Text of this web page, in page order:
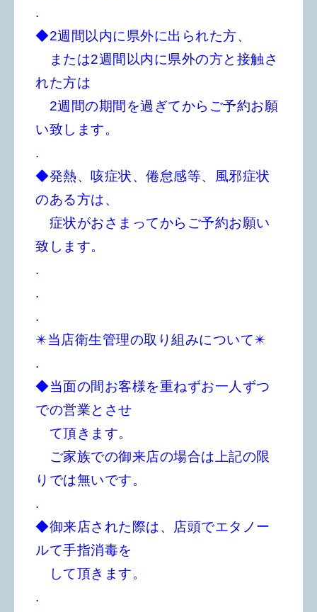
.
◆2週間以内に県外に出られた方、
または2週間以内に県外の方と接触さ
れた方は
2週間の期間を過ぎてからご予約お願
い致します。
.
◆発熱、咳症状、倦怠感等、風邪症状
のある方は、
症状がおさまってからご予約お願い
致します。
.
.
.
✴️当店衛生管理の取り組みについて✴️
.
◆当面の間お客様を重ねずお一人ずつ
での営業とさせ
て頂きます。
ご家族での御来店の場合は上記の限
りでは無いです。
.
◆御来店された際は、店頭でエタノー
ルて手指消毒を
して頂きます。
.